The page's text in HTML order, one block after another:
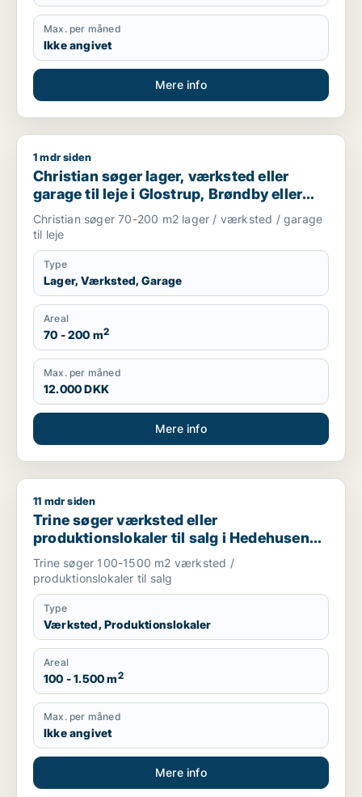
Max. per måned
Ikke angivet
Mere info
Christian søger lager, værksted eller garage til leje i
1 mdr siden
Christian søger lager, værksted eller
garage til leje i Glostrup, Brøndby eller
Rødovre m.fl.
Christian søger 70-200 m2 lager / værksted / garage
til leje
Type
Lager, Værksted, Garage
Areal
70 - 200 m2
Max. per måned
12.000 DKK
Mere info
Trine søger værksted eller produktionslokaler til salg i
11 mdr siden
Trine søger værksted eller
produktionslokaler til salg i Hedehusene,
Greve eller Ølstykke m.fl.
Trine søger 100-1500 m2 værksted /
produktionslokaler til salg
Type
Værksted, Produktionslokaler
Areal
100 - 1.500 m2
Max. per måned
Ikke angivet
Mere info